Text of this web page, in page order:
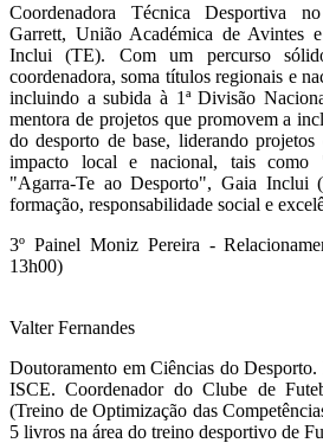
Coordenadora Técnica Desportiva
Garrett, União Académica de Avintes
Inclui (TE). Com um percurso
coordenadora, soma títulos regionais e
incluindo a subida à 1ª Divisão
mentora de projetos que promovem a
do desporto de base, liderando
impacto local e nacional, tais como
"Agarra-Te ao Desporto", Gaia Inclui
formação, responsabilidade social e
3º Painel Moniz Pereira -
13h00)
Valter Fernandes
Doutoramento em Ciências do
ISCE. Coordenador do Clube de
(Treino de Optimização das
5 livros na área do treino desportivo de